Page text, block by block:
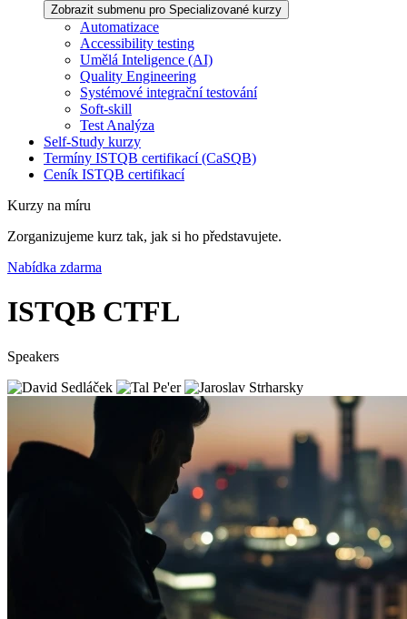
Zobrazit submenu pro Specializované kurzy
Automatizace
Accessibility testing
Umělá Inteligence (AI)
Quality Engineering
Systémové integrační testování
Soft-skill
Test Analýza
Self-Study kurzy
Termíny ISTQB certifikací (CaSQB)
Ceník ISTQB certifikací
Kurzy na míru
Zorganizujeme kurz tak, jak si ho představujete.
Nabídka zdarma
ISTQB CTFL
Speakers